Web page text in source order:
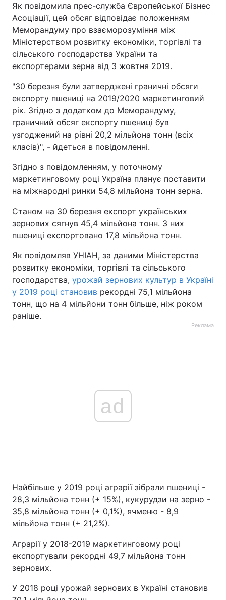
Як повідомила прес-служба Європейської Бізнес
Асоціації, цей обсяг відповідає положенням
Меморандуму про взаєморозуміння між
Міністерством розвитку економіки, торгівлі та
сільського господарства України та
експортерами зерна від 3 жовтня 2019.
"30 березня були затверджені граничні обсяги
експорту пшениці на 2019/2020 маркетинговий
рік. Згідно з додатком до Меморандуму,
граничний обсяг експорту пшениці був
узгоджений на рівні 20,2 мільйона тонн (всіх
класів)", - йдеться в повідомленні.
Згідно з повідомленням, у поточному
маркетинговому році Україна планує поставити
на міжнародні ринки 54,8 мільйона тонн зерна.
Станом на 30 березня експорт українських
зернових сягнув 45,4 мільйона тонн. З них
пшениці експортовано 17,8 мільйона тонн.
Як повідомляв УНІАН, за даними Міністерства
розвитку економіки, торгівлі та сільського
господарства, урожай зернових культур в Україні
у 2019 році становив рекордні 75,1 мільйона
тонн, що на 4 мільйони тонн більше, ніж роком
раніше.
Реклама
ad
Найбільше у 2019 році аграрії зібрали пшениці -
28,3 мільйона тонн (+ 15%), кукурудзи на зерно -
35,8 мільйона тонн (+ 0,1%), ячменю - 8,9
мільйона тонн (+ 21,2%).
Аграрії у 2018-2019 маркетинговому році
експортували рекордні 49,7 мільйона тонн
зернових.
У 2018 році урожай зернових в Україні становив